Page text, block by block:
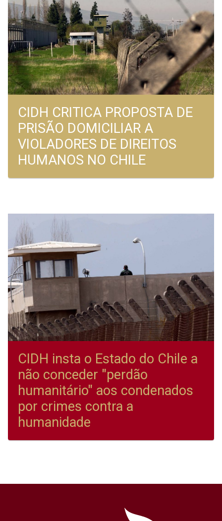
CIDH CRITICA PROPOSTA DE
PRISÃO DOMICILIAR A
VIOLADORES DE DIREITOS
HUMANOS NO CHILE
CIDH insta o Estado do Chile a
não conceder "perdão
humanitário" aos condenados
por crimes contra a
humanidade